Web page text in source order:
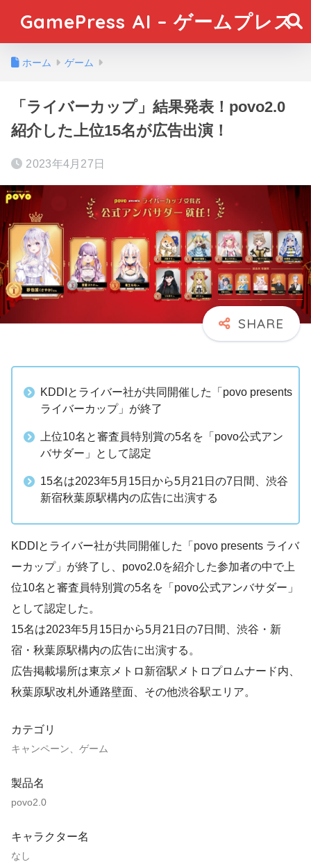
GamePress AI – ゲームプレス
ホーム ゲーム
「ライバーカップ」結果発表！povo2.0
紹介した上位15名が広告出演！
2023年4月27日
KDDIとライバー社が共同開催した「povo presents
ライバーカップ」が終了
上位10名と審査員特別賞の5名を「povo公式アン
バサダー」として認定
15名は2023年5月15日から5月21日の7日間、渋谷
新宿秋葉原駅構内の広告に出演する
KDDIとライバー社が共同開催した「povo presents ライバ
ーカップ」が終了し、povo2.0を紹介した参加者の中で上
位10名と審査員特別賞の5名を「povo公式アンバサダー」
として認定した。
15名は2023年5月15日から5月21日の7日間、渋谷・新
宿・秋葉原駅構内の広告に出演する。
広告掲載場所は東京メトロ新宿駅メトロプロムナード内、
秋葉原駅改札外通路壁面、その他渋谷駅エリア。
カテゴリ
キャンペーン、ゲーム
製品名
povo2.0
キャラクター名
なし